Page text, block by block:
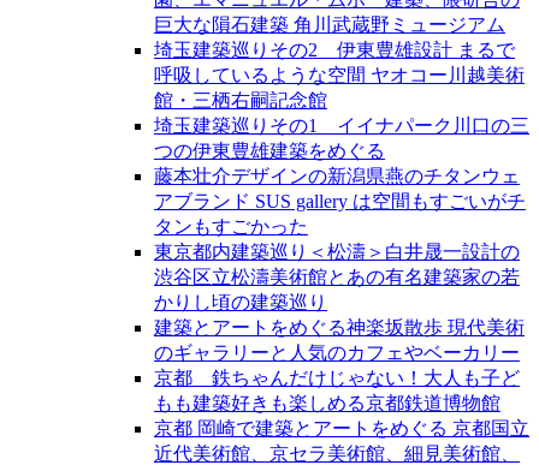
巨大な隕石建築 角川武蔵野ミュージアム
埼玉建築巡りその2 伊東豊雄設計 まるで
呼吸しているような空間 ヤオコー川越美術
館・三栖右嗣記念館
埼玉建築巡りその1 イイナパーク川口の三
つの伊東豊雄建築をめぐる
藤本壮介デザインの新潟県燕のチタンウェ
アブランド SUS gallery は空間もすごいがチ
タンもすごかった
東京都内建築巡り＜松濤＞白井晟一設計の
渋谷区立松濤美術館とあの有名建築家の若
かりし頃の建築巡り
建築とアートをめぐる神楽坂散歩 現代美術
のギャラリーと人気のカフェやベーカリー
京都 鉄ちゃんだけじゃない！大人も子ど
もも建築好きも楽しめる京都鉄道博物館
京都 岡崎で建築とアートをめぐる 京都国立
近代美術館、京セラ美術館、細見美術館、